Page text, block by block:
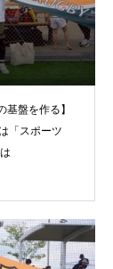
盤を作る】
「スポーツ